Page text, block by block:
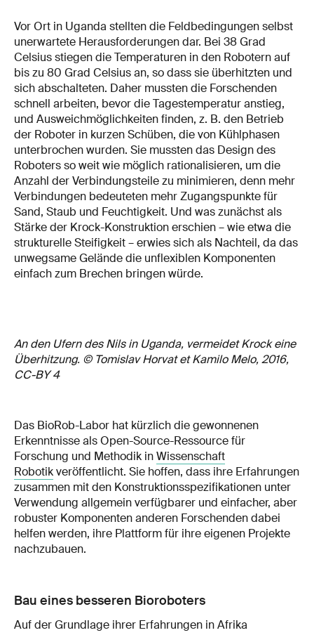
Vor Ort in Uganda stellten die Feldbedingungen selbst
unerwartete Herausforderungen dar. Bei 38 Grad
Celsius stiegen die Temperaturen in den Robotern auf
bis zu 80 Grad Celsius an, so dass sie überhitzten und
sich abschalteten. Daher mussten die Forschenden
schnell arbeiten, bevor die Tagestemperatur anstieg,
und Ausweichmöglichkeiten finden, z. B. den Betrieb
der Roboter in kurzen Schüben, die von Kühlphasen
unterbrochen wurden. Sie mussten das Design des
Roboters so weit wie möglich rationalisieren, um die
Anzahl der Verbindungsteile zu minimieren, denn mehr
Verbindungen bedeuteten mehr Zugangspunkte für
Sand, Staub und Feuchtigkeit. Und was zunächst als
Stärke der Krock-Konstruktion erschien – wie etwa die
strukturelle Steifigkeit – erwies sich als Nachteil, da das
unwegsame Gelände die unflexiblen Komponenten
einfach zum Brechen bringen würde.
An den Ufern des Nils in Uganda, vermeidet Krock eine
Überhitzung. © Tomislav Horvat et Kamilo Melo, 2016,
CC-BY 4
Das BioRob-Labor hat kürzlich die gewonnenen
Erkenntnisse als Open-Source-Ressource für
Forschung und Methodik inWissenschaft
Robotikveröffentlicht. Sie hoffen, dass ihre Erfahrungen
zusammen mit den Konstruktionsspezifikationen unter
Verwendung allgemein verfügbarer und einfacher, aber
robuster Komponenten anderen Forschenden dabei
helfen werden, ihre Plattform für ihre eigenen Projekte
nachzubauen.
Bau eines besseren Bioroboters
Auf der Grundlage ihrer Erfahrungen in Afrika